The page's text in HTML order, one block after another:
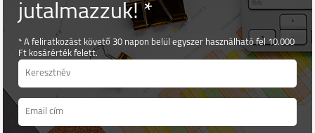
jutalmazzuk! *
* A feliratkozást követő 30 napon belül egyszer használható fel 10.000
Ft kosárérték felett.